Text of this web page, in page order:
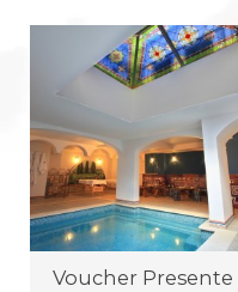
Voucher Presente